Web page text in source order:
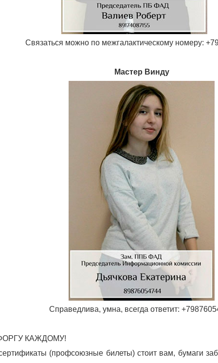
Связаться можно по межгалактическому номеру:
Мастер Винду
Справедлива, умна, всегда ответит:
КАЖДОМУ!
(профсоюзные билеты) стоит вам, бумаги